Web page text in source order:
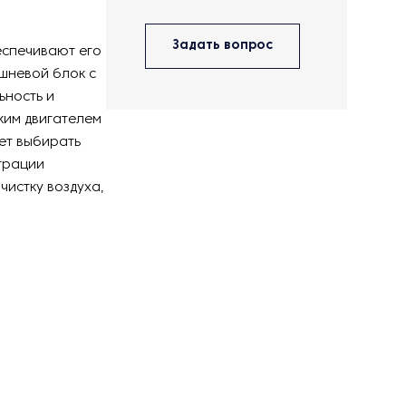
его
блок с
и
двигателем
выбирать
воздуха,
Задать вопрос